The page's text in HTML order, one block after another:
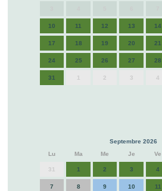
10 11 12 13 14
17 18 19 20 21
24 25 26 27 28
31 1 2 3 4
Septembre 2026
Lu
Ma Me Je Ve
31 1 2 3 4
7 8 9 10 11